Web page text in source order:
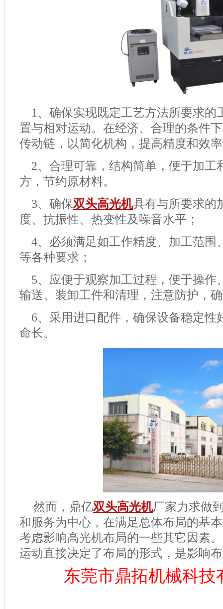
1、确保实现既定工艺方法所要求的
置与相对运动。在经济、合理的条件
传动链，以简化机构，提高精度和效
2、合理可靠，结构简单，便于加工
方，节约原材料。
3、确保双头高光机具有与所要求的
度、抗振性、热变性及噪音水平；
4、必须满足如工作精度、加工范围
等各种要求；
5、应便于观察加工过程，便于操作
输送、装卸工件和清理，注意防护，
6、采用进口配件，确保设备稳定性
命长。
然而，鼎亿双头高光机厂家力求做
和服务为中心，在满足总体布局的基
考虑影响高光机布局的一些其它因素
运动直接决定了布局的形式，是影响
东莞市鼎拓机械科技